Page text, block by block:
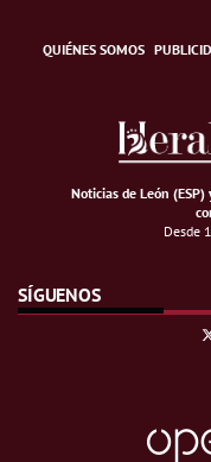
QUIÉNES SOMOS
Noticias de León
Desde
SÍGUENOS